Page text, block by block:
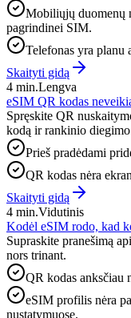
Mobiliųjų duomenų
pagrindinei SIM.
Telefonas yra planu
Skaityti gidą
4 min.Lengva
eSIM QR kodas
Spręskite QR
kodą ir rankinio
Prieš pradėdami
QR kodas nėra
Skaityti gidą
4 min.Vidutinis
Kodėl eSIM rodo, kad
Supraskite pranešimą
nors trinant.
QR kodas anksčiau
eSIM profilis nėra
nustatymuose.